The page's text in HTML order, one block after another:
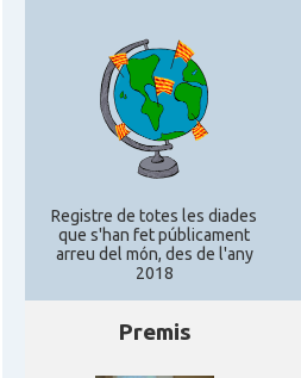
Registre de totes les diades
que s'han fet públicament
arreu del món, des de l'any
2018
Premis